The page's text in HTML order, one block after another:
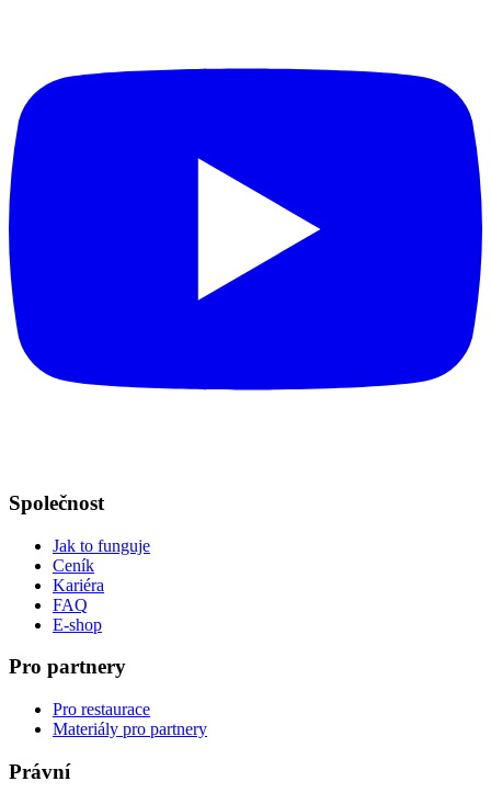
Společnost
Jak to funguje
Ceník
Kariéra
FAQ
E-shop
Pro partnery
Pro restaurace
Materiály pro partnery
Právní